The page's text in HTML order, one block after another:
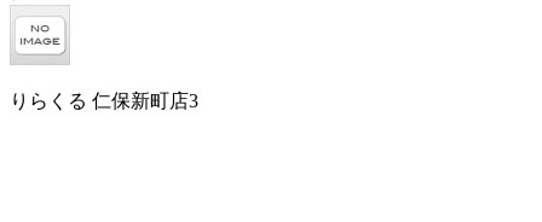
りらくる 仁保新町店3